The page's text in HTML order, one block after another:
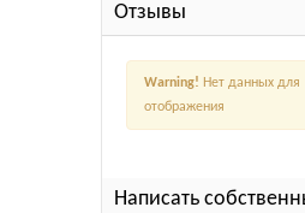
Отзывы
Warning! Нет данных для
отображения
Написать